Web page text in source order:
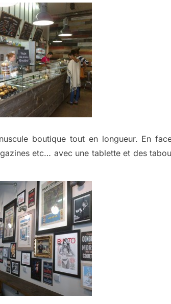
boutique tout en longueur. En
etc… avec une tablette et des